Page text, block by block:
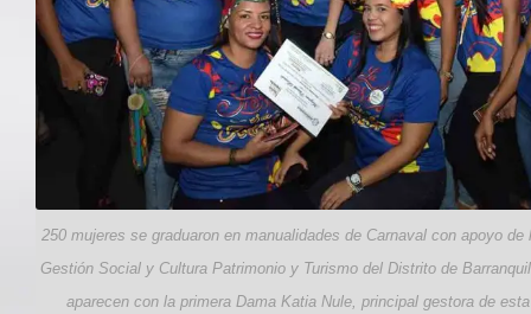
Registro ISSN: 2711-3299
250 mujeres se graduaron en manualidades de Carnaval con apoyo
Gestión Social y Cultura Patrimonio y Turismo del Distrito de
aparecen con la primera Dama Katia Nule, principal gestora de